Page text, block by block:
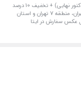
امتیازات این خرید: درصد تخفیف به کلیه سفارشات (در فاکنور نهایی) + تخفیف 10 درصد
برای خرید مرتبه دوم + ارسال اقتصادی برای(بازار، مرکز شهرتهران، منطقه 7 تهران و استان
عکس سفارش در ایتا